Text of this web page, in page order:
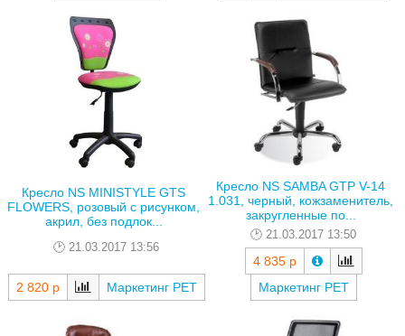
Кресло NS MINISTYLE GTS
FLOWERS, розовый с рисунком,
акрил, без подлок...
21.03.2017 13:56
2 820 р Маркетинг РЕТ
Кресло NS SAMBA GTP V-14
1.031, черный, кожзаменитель,
закругленные по...
21.03.2017 13:50
4 835 р
Маркетинг РЕТ